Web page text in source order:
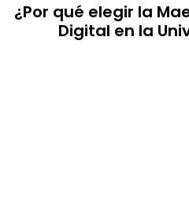
¿Por qué elegir la
Digital en la